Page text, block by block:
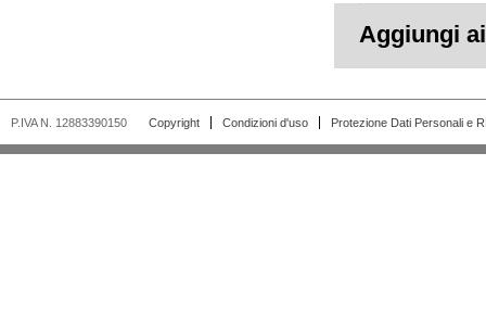
Aggiungi
P.IVA N. 12883390150 Copyright Condizioni d'uso Protezione Dati Personali e